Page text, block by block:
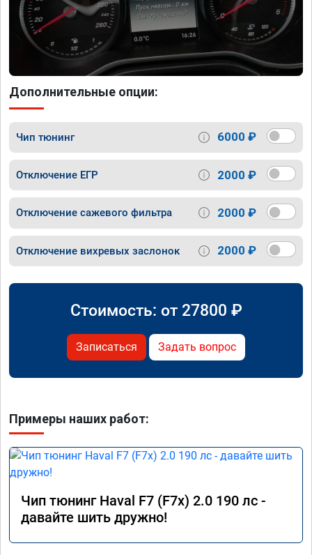
Дополнительные опции:
Чип тюнинг 6000 ₽
Отключение ЕГР 2000 ₽
Отключение сажевого фильтра 2000 ₽
Отключение вихревых заслонок 2000 ₽
Стоимость: от 27800 ₽
Записаться Задать вопрос
Примеры наших работ:
Чип тюнинг Haval F7 (F7x) 2.0 190 лс -
давайте шить дружно!